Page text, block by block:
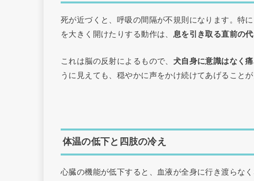
死が近づくと、呼吸の間隔が不規則になります。特
を大きく開けたりする動作は、 息を引き取る直前の
これは脳の反射によるもので、 犬自身に意識はなく
うに見えても、穏やかに声をかけ続けてあげることが
体温の低下と四肢の冷え
心臓の機能が低下すると、血液が全身に行き渡らな